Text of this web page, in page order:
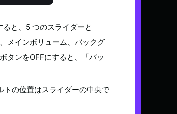
と、5 つのスライダーと
メインボリューム、バックグ
タンをOFFにすると、「バッ
トの位置はスライダーの中央で